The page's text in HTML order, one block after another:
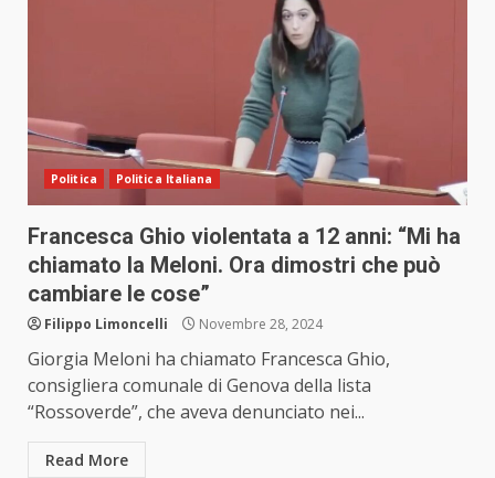
Politica Politica Italiana
Francesca Ghio violentata a 12 anni: “Mi ha
chiamato la Meloni. Ora dimostri che può
cambiare le cose”
Filippo Limoncelli Novembre 28, 2024
Giorgia Meloni ha chiamato Francesca Ghio,
consigliera comunale di Genova della lista
“Rossoverde”, che aveva denunciato nei...
Read More